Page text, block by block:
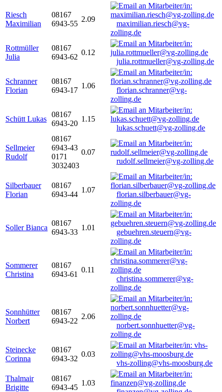
Riesch
Maximilian
08167
6943-55
2.09
maximilian.riesch@vg-
zolling.de
Rottmüller
Julia
08167
6943-62
0.12
julia.rottmueller@vg-zolling.de
Schranner
Florian
08167
6943-17
1.06
florian.schranner@vg-
zolling.de
Schütt Lukas
08167
6943-20
1.15
lukas.schuett@vg-zolling.de
Sellmeier
Rudolf
08167
6943-43
0171
3032403
0.07
rudolf.sellmeier@vg-zolling.de
Silberbauer
Florian
08167
6943-44
1.07
florian.silberbauer@vg-
zolling.de
Soller Bianca
08167
6943-33
1.01
gebuehren.steuern@vg-
zolling.de
Sommerer
Christina
08167
6943-61
0.11
christina.sommerer@vg-
zolling.de
Sonnhütter
Norbert
08167
6943-22
2.06
norbert.sonnhuetter@vg-
zolling.de
Steinecke
Corinna
08167
6943-32
0.03
vhs-zolling@vhs-moosburg.de
Thalmair
Brigitte
08167
6943-45
1.03